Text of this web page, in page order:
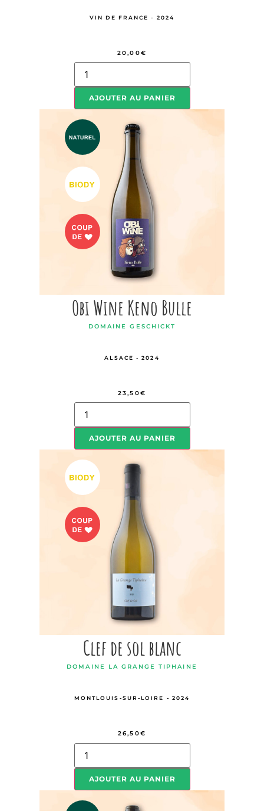
VIN DE FRANCE - 2024
20,00€
AJOUTER AU PANIER
Obi Wine Keno Bulle
DOMAINE GESCHICKT
ALSACE - 2024
23,50€
AJOUTER AU PANIER
Clef de sol blanc
DOMAINE LA GRANGE TIPHAINE
MONTLOUIS-SUR-LOIRE - 2024
26,50€
AJOUTER AU PANIER